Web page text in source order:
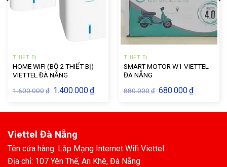
THIẾT BỊ
HOME WIFI (BỘ 2 THIẾT BỊ)
VIETTEL ĐÀ NẴNG
1.600.000 ₫ Giá
gốc
1.400.000₫Giá
hiện
THIẾT BỊ
SMART MOTOR W1 VIETTEL
ĐÀ NẴNG
880.000 ₫ Giá
gốc
680.000₫Giá
hiện
Viettel Đà Nẵng
Tên cửa hàng: Lắp Mạng Internet Wifi Viettel
Địa chỉ: 107 Yên Thế, An Khê, Đà Nẵng